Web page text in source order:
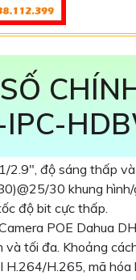
IPC-
2.9", độ sáng thấp
30 khung hình/
độ bit cực thấp.
POE Dahua
tối đa. Khoảng
H.265, mã hóa